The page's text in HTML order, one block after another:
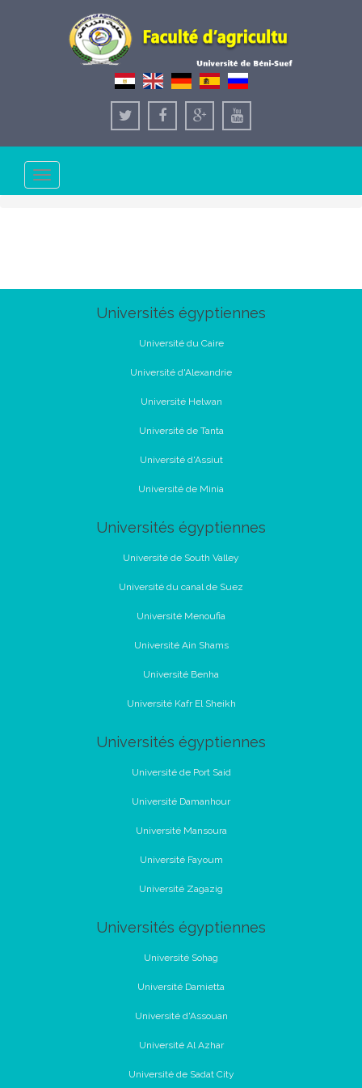
Toggle
navigation
Universités égyptiennes
Université du Caire
Université d'Alexandrie
Université Helwan
Université de Tanta
Université d'Assiut
Université de Minia
Universités égyptiennes
Université de South Valley
Université du canal de Suez
Université Menoufia
Université Ain Shams
Université Benha
Université Kafr El Sheikh
Universités égyptiennes
Université de Port Said
Université Damanhour
Université Mansoura
Université Fayoum
Université Zagazig
Universités égyptiennes
Université Sohag
Université Damietta
Université d'Assouan
Université Al Azhar
Université de Sadat City